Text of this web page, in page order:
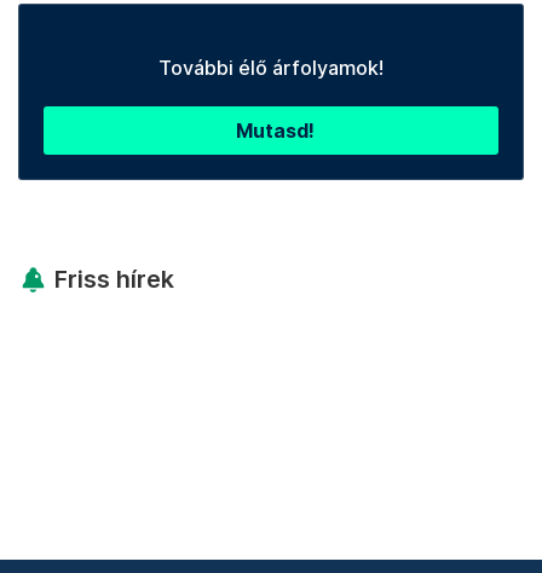
További élő árfolyamok!
Mutasd!
Friss hírek